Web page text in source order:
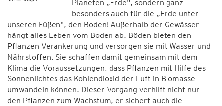
Planeten „Erde", sondern ganz
besonders auch für die „Erde unter
unseren Füßen", den Boden! Außerhalb der Gewässer
hängt alles Leben vom Boden ab. Böden bieten den
Pflanzen Verankerung und versorgen sie mit Wasser und
Nährstoffen. Sie schaffen damit gemeinsam mit dem
Klima die Voraussetzungen, dass Pflanzen mit Hilfe des
Sonnenlichtes das Kohlendioxid der Luft in Biomasse
umwandeln können. Dieser Vorgang verhilft nicht nur
den Pflanzen zum Wachstum, er sichert auch die